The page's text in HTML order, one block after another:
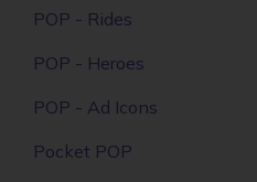
POP - Rides
POP - Heroes
POP - Ad Icons
Pocket POP